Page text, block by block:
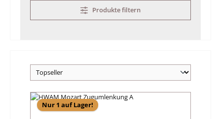
Produkte filtern
Nur 1 auf Lager!